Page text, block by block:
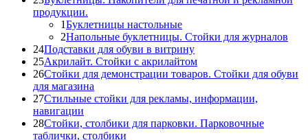
продукции.
1Буклетницы настольные
2Напольные буклетницы. Стойки для журналов
24Подставки для обуви в витрину
25Акрилайт. Стойки с акрилайтом
26Стойки для демонстрации товаров. Стойки для обуви
для магазина
27Стильные стойки для рекламы, информации,
навигации
28Стойки, столбики для парковки. Парковочные
таблички, столбики